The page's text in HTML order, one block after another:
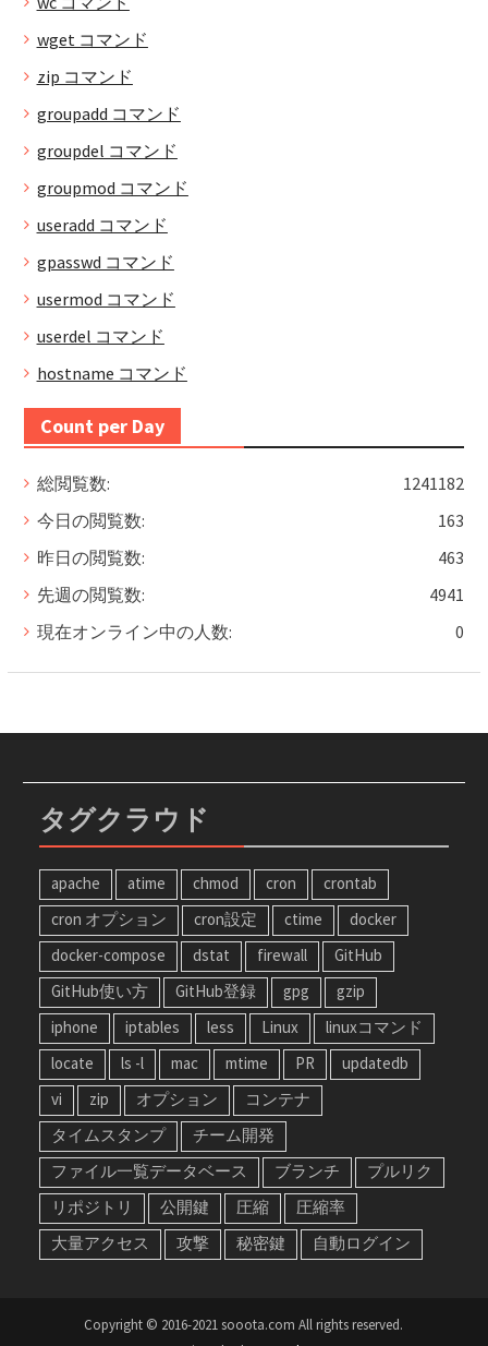
wget コマンド
zip コマンド
groupadd コマンド
groupdel コマンド
groupmod コマンド
useradd コマンド
gpasswd コマンド
usermod コマンド
userdel コマンド
hostname コマンド
Count per Day
1241182
総閲覧数:
163
今日の閲覧数:
463
昨日の閲覧数:
4941
先週の閲覧数:
0
現在オンライン中の人数:
タグクラウド
apache atime chmod cron
crontab
cron オプション
cron設定 ctime
docker
docker-compose
dstat firewall
GitHub
GitHub使い方
GitHub登録 gpg
gzip
iphone
iptables less Linux
linuxコマンド
locate
ls -l mac mtime PR
updatedb
vi
zip オプション
コンテナ
タイムスタンプ
チーム開発
ファイル一覧データベース
ブランチ
プルリク
リポジトリ
公開鍵 圧縮
圧縮率
大量アクセス
攻撃 秘密鍵 自動ログイン
Copyright © 2016-2021 sooota.com All rights reserved.